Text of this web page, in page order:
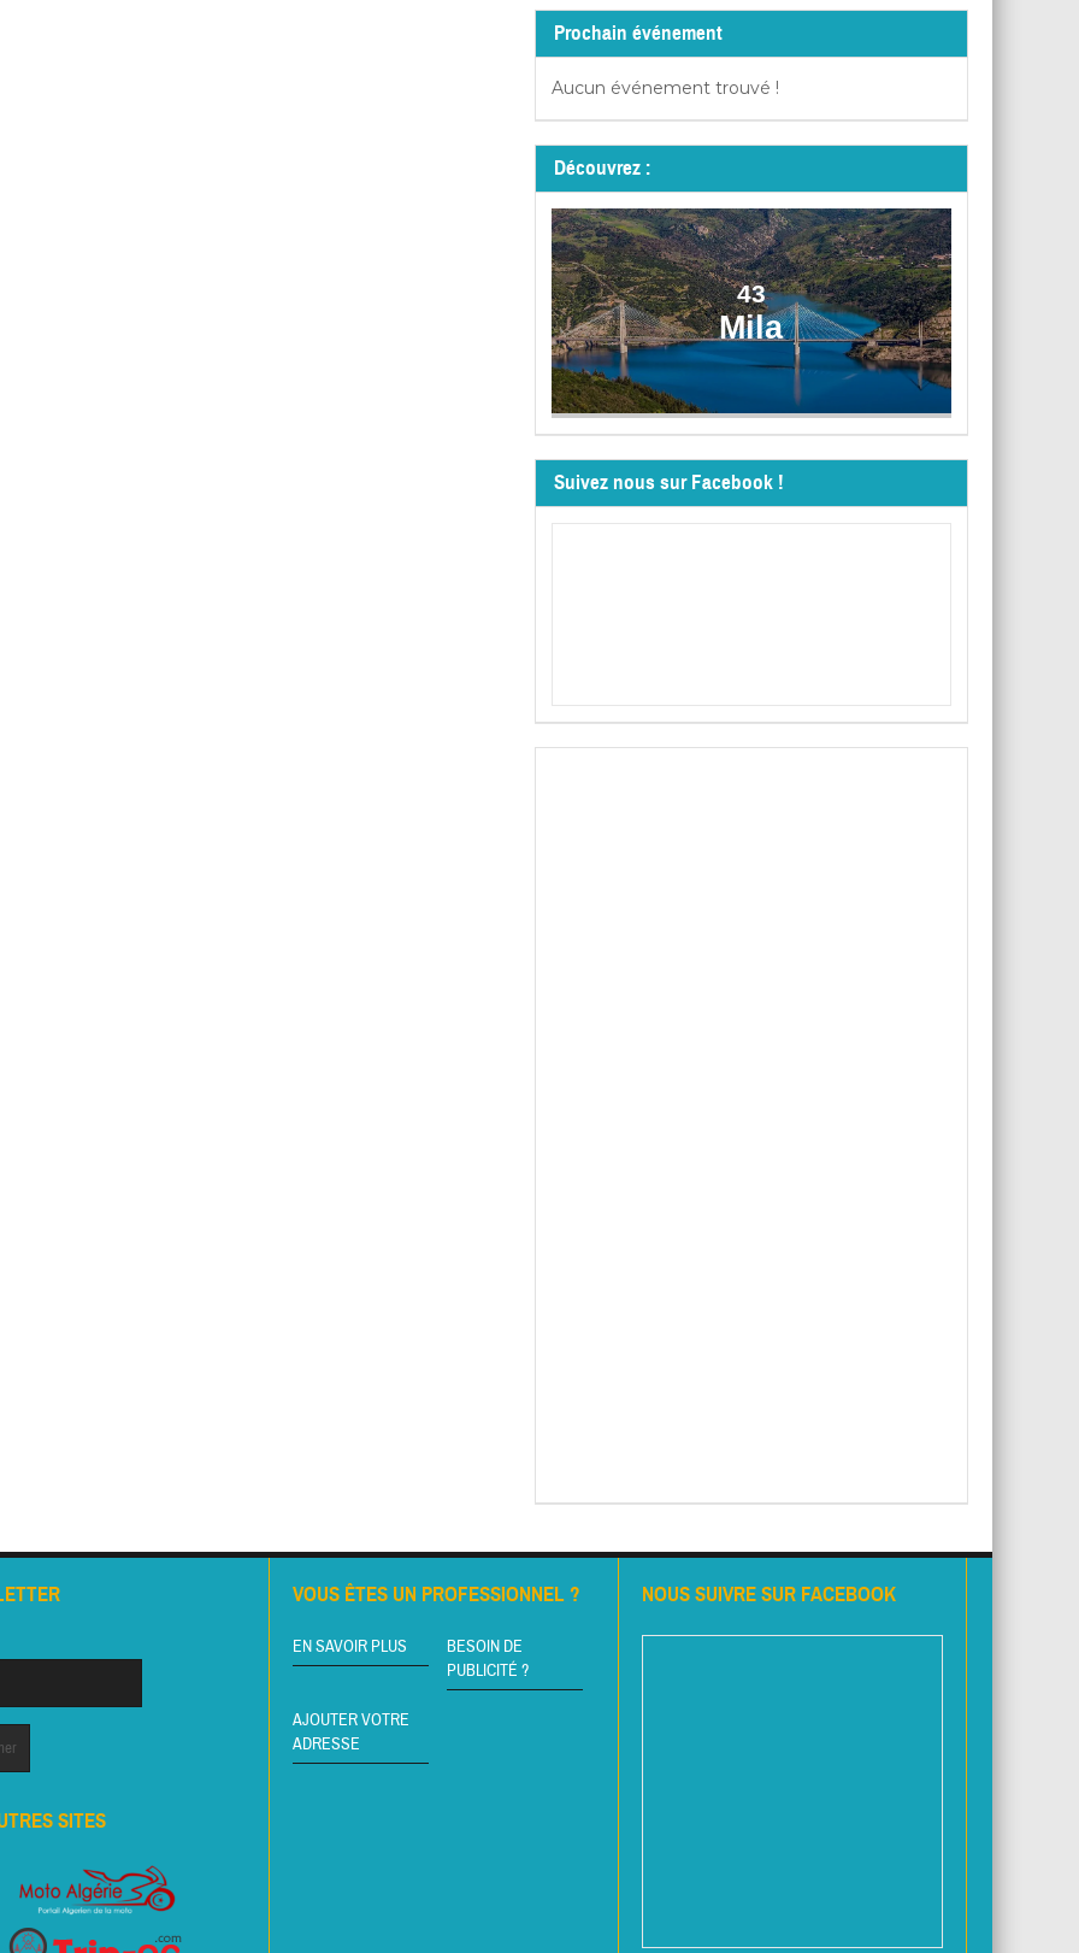
Prochain événement
Aucun événement trouvé !
Découvrez :
43
Mila
Suivez nous sur Facebook !
SITES
VOUS ÊTES UN PROFESSIONNEL ?
EN SAVOIR PLUS
BESOIN DE
PUBLICITÉ ?
AJOUTER VOTRE
ADRESSE
NOUS SUIVRE SUR FACEBOOK